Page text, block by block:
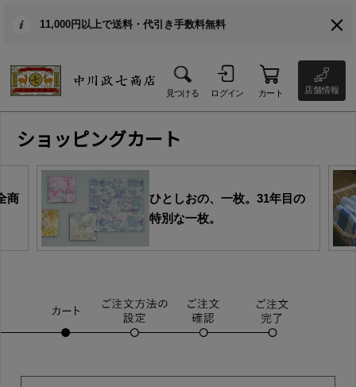
11,000円以上で送料・代引き手数料無料
見つける ログイン カート 店舗情報
ショッピングカート
商
ひとしおの、一枚。31年目の
特別な一枚。